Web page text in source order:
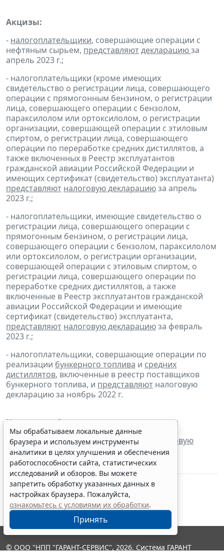
Акцизы:
- налогоплательщики, совершающие операции с
нефтяным сырьем, представляютдекларациюза
апрель 2023 г.;
- налогоплательщики (кроме имеющих
свидетельство о регистрации лица, совершающего
операции с прямогонным бензином, о регистрации
лица, совершающего операции с бензолом,
параксилолом или ортоксилолом, о регистрации
организации, совершающей операции с этиловым
спиртом, о регистрации лица, совершающего
операции по переработке средних дистиллятов, а
также включенных в Реестр эксплуатантов
гражданской авиации Российской Федерации и
имеющих сертификат (свидетельство) эксплуатанта)
представляют налоговую декларациюза апрель
2023 г.;
- налогоплательщики, имеющие свидетельство о
регистрации лица, совершающего операции с
прямогонным бензином, о регистрации лица,
совершающего операции с бензолом, параксилолом
или ортоксилолом, о регистрации организации,
совершающей операции с этиловым спиртом, о
регистрации лица, совершающего операции по
переработке средних дистиллятов, а также
включенные в Реестр эксплуатантов гражданской
авиации Российской Федерации и имеющие
сертификат (свидетельство) эксплуатанта,
представляют налоговую декларациюза февраль
2023 г.;
- налогоплательщики, совершающие операции по
реализации бункерного топлива и средних
дистиллятов, включенные в реестр поставщиков
бункерного топлива, и представляют налоговую
декларацию за ноябрь 2022 г.
Налог на добычу полезных ископаемых:
-налогоплательщики представляют
налоговую
декларацию за апрель 2023 г.
Мы обрабатываем локальные данные
браузера и используем инструменты
аналитики в целях улучшения и обеспечения
работоспособности сайта, статистических
исследований и обзоров. Вы можете
запретить обработку указанных данных в
настройках браузера. Пожалуйста,
ознакомьтесь с условиями их обработки.
Принять
© ООО "НПП "ГАРАНТ-СЕРВИС", 2026. Система ГАРАНТ